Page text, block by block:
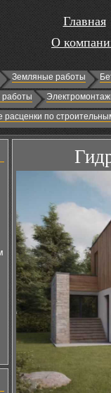
Главная
О
Земляные работы
работы
расценки по